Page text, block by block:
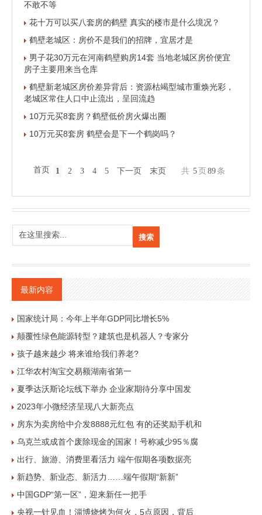
不敢不等
花十万可以买八套房的鹤壁 真实的楼市是什么境况？
鹤壁老城区：房价不是我们的招牌，宜居才是
男子花30万元在河南鹤壁购房14套 当地老城区房价便宜
房子主要用来当仓库
鹤壁新老城区房价差异背后：资源枯竭型城市重焕光彩，
老城区常住人口中止流出，呈回流趋
10万元买8套房？鹤壁低价房火爆出圈
10万元买8套房 鹤壁会是下一个鹤岗吗？
首页 1 2 3 4 5 下一页 末页 共 5 页 89 条
最新内容
国家统计局：今年上半年GDP同比增长5%
颠覆性绿色能源转型？建筑也是机器人？专家分
孩子越来越少 将来谁给我们养老?
江华农村淘宝交易额湖南省第一
夏季达沃斯论坛线下举办 企业家期待分享中国发
2023年小微经济呈现八大新亮点
房东为卖房给中介发8888元红包 有的还奖励手机和
乌克兰或成首个废除现金的国家！号称减少95％腐
出行、旅游、消费里看活力 端午假期各项数据亮
新趋势、新业态、新活力……端午假期“新新”
中国GDP“第一区”，迎来新任一把手
央视一针见血！淄博烧烤为何火，5点原因，背后